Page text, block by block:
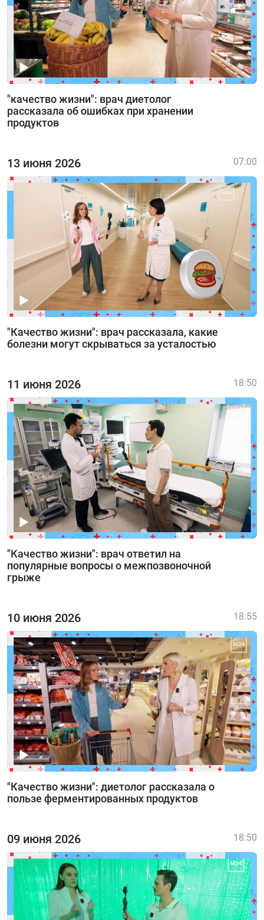
"качество жизни": врач диетолог
рассказала об ошибках при хранении
продуктов
13 июня 2026
"Качество жизни": врач рассказала, какие
болезни могут скрываться за усталостью
07:00
11 июня 2026
"Качество жизни": врач ответил на
популярные вопросы о межпозвоночной
грыже
18:50
10 июня 2026
"Качество жизни": диетолог рассказала о
пользе ферментированных продуктов
18:55
09 июня 2026 18:50